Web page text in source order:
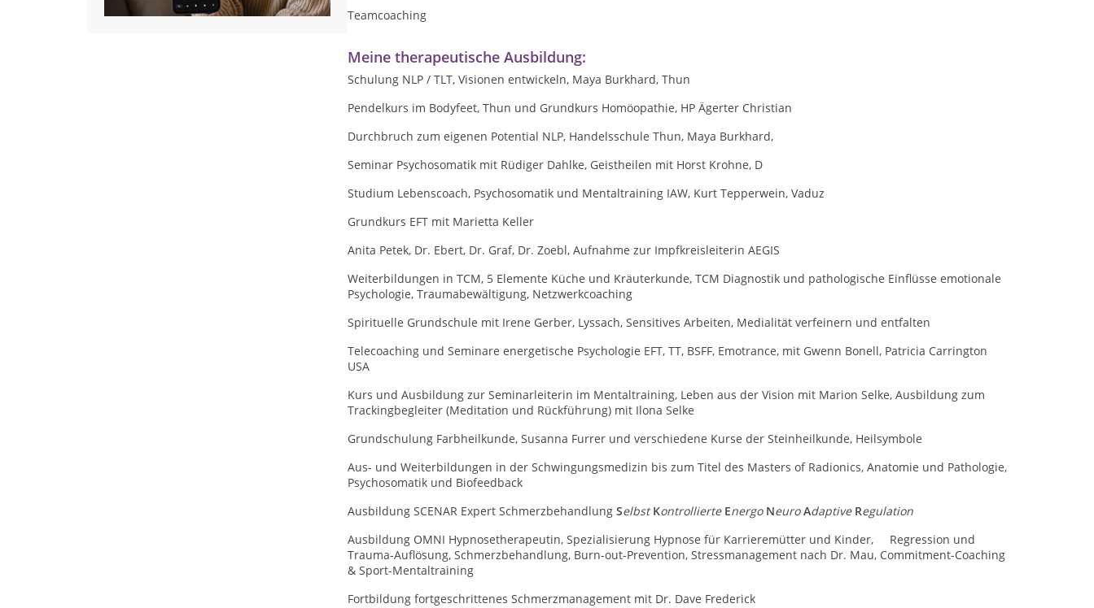
Teamcoaching
Meine therapeutische Ausbildung:
Schulung NLP / TLT, Visionen entwickeln, Maya Burkhard, Thun
Pendelkurs im Bodyfeet, Thun und Grundkurs Homöopathie, HP Ägerter Christian
Durchbruch zum eigenen Potential NLP, Handelsschule Thun, Maya Burkhard,
Seminar Psychosomatik mit Rüdiger Dahlke, Geistheilen mit Horst Krohne, D
Studium Lebenscoach, Psychosomatik und Mentaltraining IAW, Kurt Tepperwein, Vaduz
Grundkurs EFT mit Marietta Keller
Anita Petek, Dr. Ebert, Dr. Graf, Dr. Zoebl, Aufnahme zur Impfkreisleiterin AEGIS
Weiterbildungen in TCM, 5 Elemente Küche und Kräuterkunde, TCM Diagnostik und pathologische Einflüsse emotionale
Psychologie, Traumabewältigung, Netzwerkcoaching
Spirituelle Grundschule mit Irene Gerber, Lyssach, Sensitives Arbeiten, Medialität verfeinern und entfalten
Telecoaching und Seminare energetische Psychologie EFT, TT, BSFF, Emotrance, mit Gwenn Bonell, Patricia Carrington
USA
Kurs und Ausbildung zur Seminarleiterin im Mentaltraining, Leben aus der Vision mit Marion Selke, Ausbildung zum
Trackingbegleiter (Meditation und Rückführung) mit Ilona Selke
Grundschulung Farbheilkunde, Susanna Furrer und verschiedene Kurse der Steinheilkunde, Heilsymbole
Aus- und Weiterbildungen in der Schwingungsmedizin bis zum Titel des Masters of Radionics, Anatomie und Pathologie,
Psychosomatik und Biofeedback
Ausbildung SCENAR Expert Schmerzbehandlung SelbstKontrollierte Energo NeuroAdaptive Regulation
Ausbildung OMNI Hypnosetherapeutin, Spezialisierung Hypnose für Karrieremütter und Kinder, Regression und
Trauma-Auflösung, Schmerzbehandlung, Burn-out-Prevention, Stressmanagement nach Dr. Mau, Commitment-Coaching
& Sport-Mentaltraining
Fortbildung fortgeschrittenes Schmerzmanagement mit Dr. Dave Frederick